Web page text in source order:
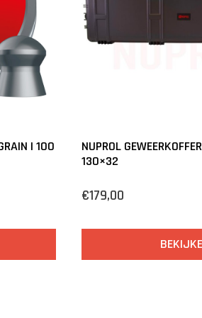
| 100
NUPROL
130×32
€179,00